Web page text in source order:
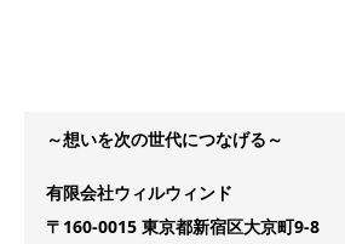
～想いを次の世代につなげる～
有限会社ウィルウィンド
〒160-0015 東京都新宿区大京町9-8